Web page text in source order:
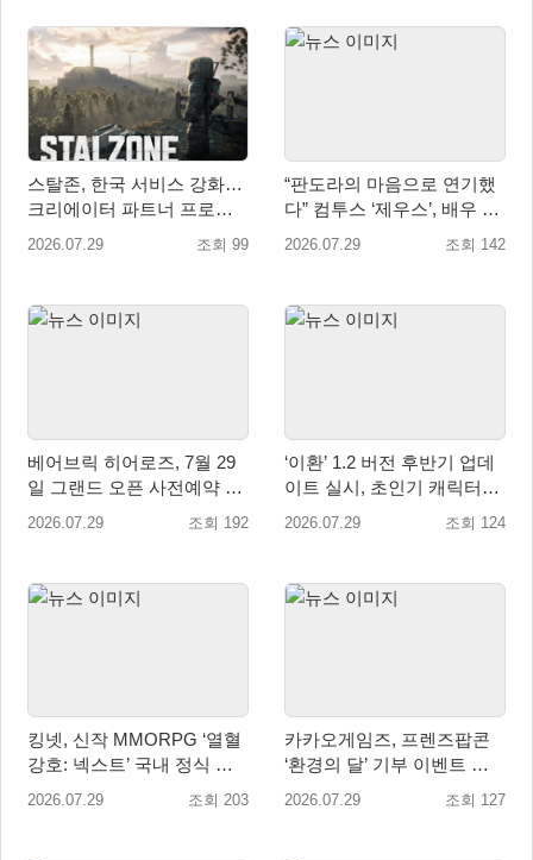
스탈존, 한국 서비스 강화…
크리에이터 파트너 프로그
램 운영
2026.07.29 조회 99
“판도라의 마음으로 연기했
다” 컴투스 ‘제우스’, 배우 박
지현의 ‘판도라’ 제작기 공개
2026.07.29 조회 142
베어브릭 히어로즈, 7월 29
일 그랜드 오픈 사전예약 시
작… 8월 말 오픈 예정
2026.07.29 조회 192
‘이환’ 1.2 버전 후반기 업데
이트 실시, 초인기 캐릭터
‘일로이’ 등장
2026.07.29 조회 124
킹넷, 신작 MMORPG ‘열혈
강호: 넥스트’ 국내 정식 출
시
2026.07.29 조회 203
카카오게임즈, 프렌즈팝콘
‘환경의 달’ 기부 이벤트 성
료…수달 서식지 보전 위해
2026.07.29 조회 127